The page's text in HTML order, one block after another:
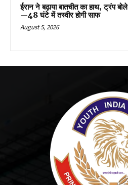
ईरान ने बढ़ाया बातचीत का हाथ, ट्रंप बोले
—48 घंटे में तस्वीर होगी साफ
August 5, 2026